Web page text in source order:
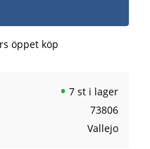
öppet köp
7 st i lager
73806
Vallejo